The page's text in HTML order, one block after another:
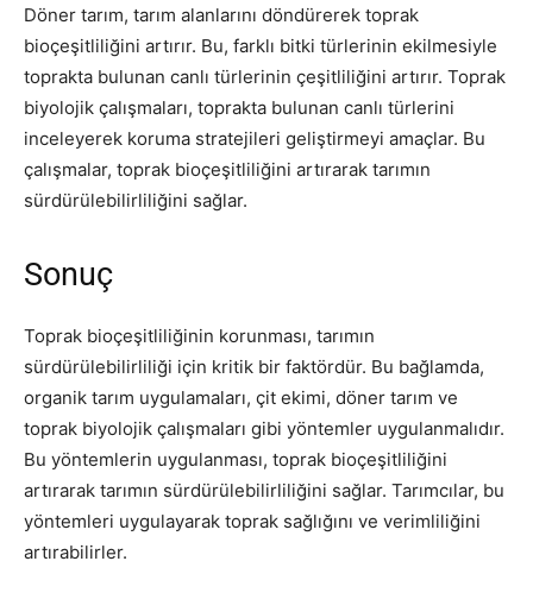
Döner tarım, tarım alanlarını döndürerek toprak
bioçeşitliliğini artırır. Bu, farklı bitki türlerinin ekilmesiyle
toprakta bulunan canlı türlerinin çeşitliliğini artırır. Toprak
biyolojik çalışmaları, toprakta bulunan canlı türlerini
inceleyerek koruma stratejileri geliştirmeyi amaçlar. Bu
çalışmalar, toprak bioçeşitliliğini artırarak tarımın
sürdürülebilirliliğini sağlar.
Sonuç
Toprak bioçeşitliliğinin korunması, tarımın
sürdürülebilirliliği için kritik bir faktördür. Bu bağlamda,
organik tarım uygulamaları, çit ekimi, döner tarım ve
toprak biyolojik çalışmaları gibi yöntemler uygulanmalıdır.
Bu yöntemlerin uygulanması, toprak bioçeşitliliğini
artırarak tarımın sürdürülebilirliliğini sağlar. Tarımcılar, bu
yöntemleri uygulayarak toprak sağlığını ve verimliliğini
artırabilirler.